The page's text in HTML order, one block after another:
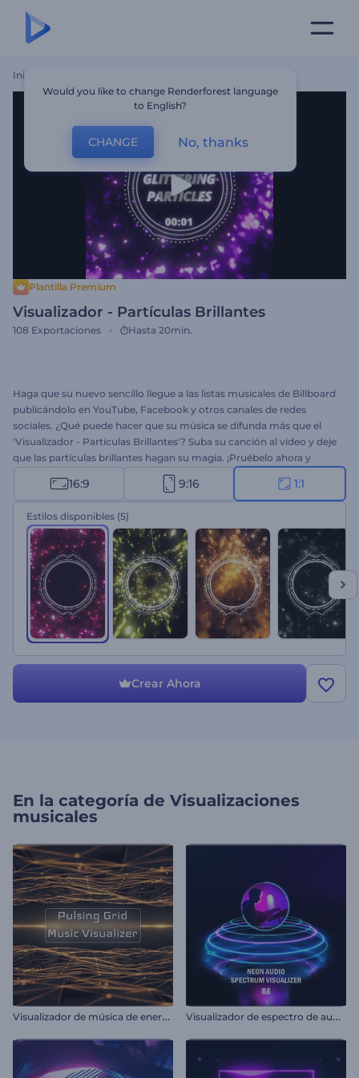
Inicio
Plantilla Premium
Visualizador - Partículas Brillantes
108 Exportaciones Hasta 20min.
Haga que su nuevo sencillo llegue a las listas musicales de Billboard
publicándolo en YouTube, Facebook y otros canales de redes
sociales. ¿Qué puede hacer que su música se difunda más que el
'Visualizador - Partículas Brillantes'? Suba su canción al video y deje
que las partículas brillantes hagan su magia. ¡Pruébelo ahora y
observe cómo su música se vuelve viral!
16:9 9:16 1:1
Estilos disponibles (5)
Crear Ahora
En la categoría de Visualizaciones
musicales
V
isualizador de música de energía pulsante V
isualizador de espectro de audio neón
Would you like to change Renderforest language
to English?
CHANGE No, thanks